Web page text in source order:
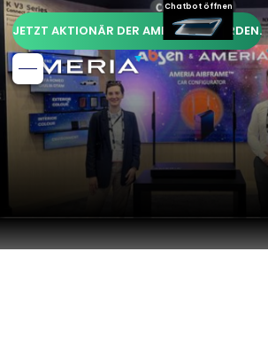
Chatbot öffnen
JETZT AKTIONÄR DER AMERIA AG WERDEN.